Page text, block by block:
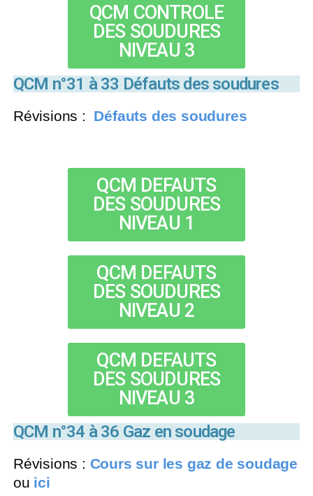
QCM CONTROLE
DES SOUDURES
NIVEAU 3
QCM n°31 à 33 Défauts des soudures
Révisions : Défauts des soudures
QCM DEFAUTS
DES SOUDURES
NIVEAU 1
QCM DEFAUTS
DES SOUDURES
NIVEAU 2
QCM DEFAUTS
DES SOUDURES
NIVEAU 3
QCM n°34 à 36 Gaz en soudage
Révisions : Cours sur les gaz de soudage
ou ici